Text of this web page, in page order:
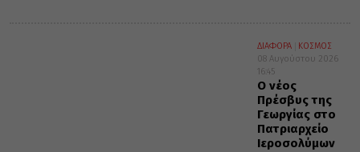
ΔΙΑΦΟΡΑ
ΚΟΣΜΟΣ
08 Αυγούστου 2026
16:45
Ο νέος
Πρέσβυς της
Γεωργίας στο
Πατριαρχείο
Ιεροσολύμων